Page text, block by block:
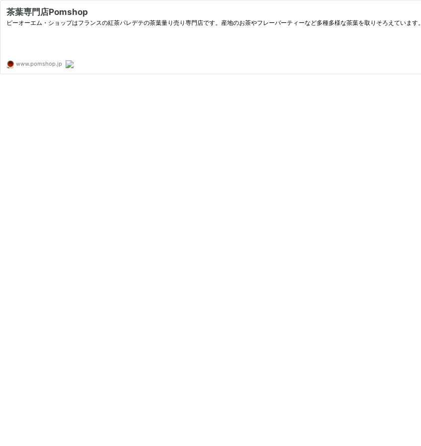
茶葉専門店Pomshop
ピーオーエム・ショップはフランスの紅茶パレデテの茶葉量り売り専門店です。産地のお茶やフレーバーティーなど多種多様な茶葉を取りそろえています。
www.pomshop.jp